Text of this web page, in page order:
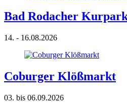
Bad Rodacher
14. - 16.08.2026
Coburger Klößmarkt
03. bis 06.09.2026